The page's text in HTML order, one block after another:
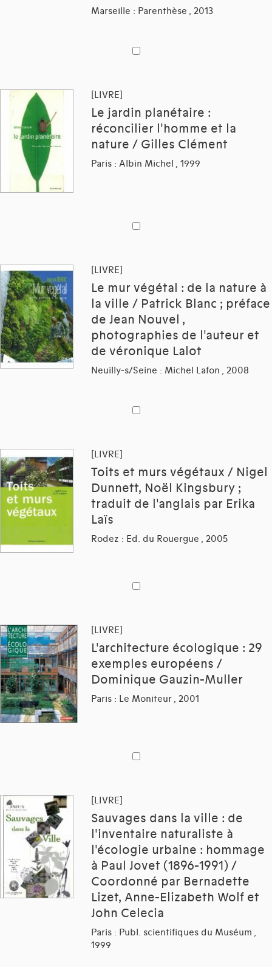
Marseille : Parenthèse , 2013
[LIVRE]
Le jardin planétaire :
réconcilier l'homme et la
nature / Gilles Clément
Paris : Albin Michel , 1999
[LIVRE]
Le mur végétal : de la nature à
la ville / Patrick Blanc ; préface
de Jean Nouvel ,
photographies de l'auteur et
de véronique Lalot
Neuilly-s/Seine : Michel Lafon , 2008
[LIVRE]
Toits et murs végétaux / Nigel
Dunnett, Noël Kingsbury ;
traduit de l'anglais par Erika
Laïs
Rodez : Ed. du Rouergue , 2005
[LIVRE]
L'architecture écologique : 29
exemples européens /
Dominique Gauzin-Muller
Paris : Le Moniteur , 2001
[LIVRE]
Sauvages dans la ville : de
l'inventaire naturaliste à
l'écologie urbaine : hommage
à Paul Jovet (1896-1991) /
Coordonné par Bernadette
Lizet, Anne-Elizabeth Wolf et
John Celecia
Paris : Publ. scientifiques du Muséum ,
1999